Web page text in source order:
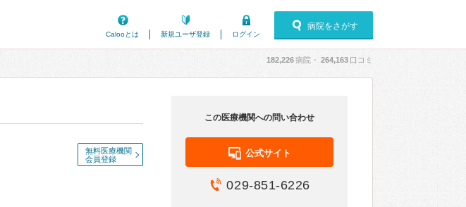
Calooとは
新規ユーザ登録 ログイン
病院をさがす
182,226病院・ 264,163 口コミ
無料医療機関
会員登録
この医療機関への問い合わせ
公式サイト
029-851-6226